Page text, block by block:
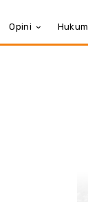
Opini Hukum